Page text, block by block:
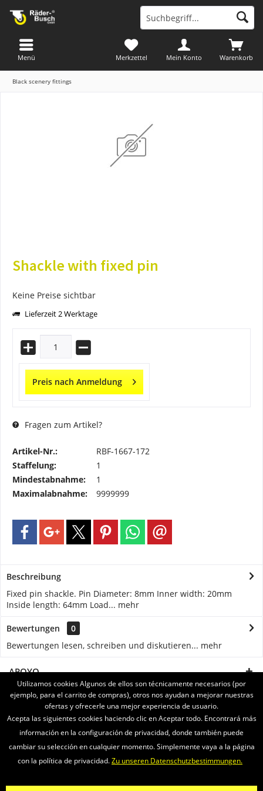
Warenkorb
Merkzettel Mein Konto
Menü
Black scenery fittings
Shackle with fixed pin
Keine Preise sichtbar
Lieferzeit 2 Werktage
Preis nach Anmeldung
Fragen zum Artikel?
Artikel-Nr.:
RBF-1667-172
Staffelung:
1
Mindestabnahme:
1
Maximalabnahme:
9999999
Beschreibung
Fixed pin shackle. Pin Diameter: 8mm Inner width: 20mm
Inside length: 64mm Load... mehr
Bewertungen
0
Bewertungen lesen, schreiben und diskutieren... mehr
APOYO
SERVICE
INFORMATIONEN
ENVIAMOS CON
Newsletter Sobre nosotros Vídeos Contacto Widerrufsrecht
Utilizamos cookies Algunos de ellos son técnicamente necesarios (por
ejemplo, para el carrito de compras), otros nos ayudan a mejorar nuestras
ofertas y ofrecerle una mejor experiencia de usuario.
Acepta las siguientes cookies haciendo clic en Aceptar todo. Encontrará más
información en la configuración de privacidad, donde también puede
cambiar su selección en cualquier momento. Simplemente vaya a la página
con la política de privacidad.Zu unseren Datenschutzbestimmungen.